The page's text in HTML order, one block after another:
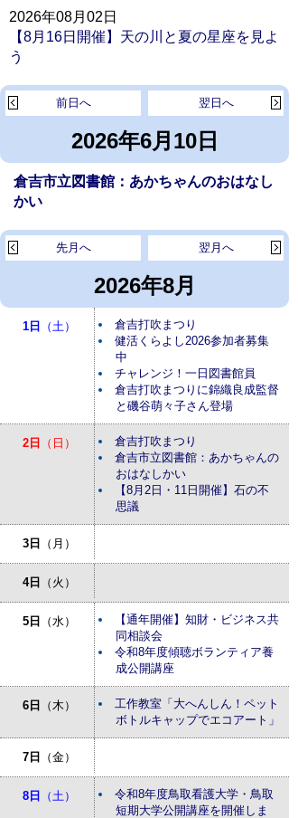
2026年08月02日
【8月16日開催】天の川と夏の星座を見よ
う
2026年6月10日
翌日へ
前日へ
倉吉市立図書館：あかちゃんのおはなし
かい
2026年8月
翌月へ
先月へ
1日 （土）
倉吉打吹まつり
健活くらよし2026参加者募集
中
チャレンジ！一日図書館員
倉吉打吹まつりに錦織良成監督
と磯谷萌々子さん登場
2日 （日）
倉吉打吹まつり
倉吉市立図書館：あかちゃんの
おはなしかい
【8月2日・11日開催】石の不
思議
3日 （月）
4日 （火）
5日 （水）
【通年開催】知財・ビジネス共
同相談会
令和8年度傾聴ボランティア養
成公開講座
6日 （木）
工作教室「大へんしん！ペット
ボトルキャップでエコアート」
7日 （金）
8日 （土）
令和8年度鳥取看護大学・鳥取
短期大学公開講座を開催しま